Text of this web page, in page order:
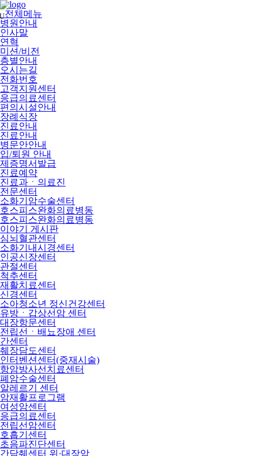
메
뉴
건
너
뛰
기
전체메뉴
병원안내
인사말
연혁
미션/비전
층별안내
오시는길
전화번호
고객지원센터
응급의료센터
편의시설안내
장례식장
진료안내
진료안내
병문안안내
입/퇴원 안내
제증명서발급
진료예약
진료과ㆍ의료진
전문센터
소화기암수술센터
호스피스완화의료병동
호스피스완화의료병동
이야기 게시판
심뇌혈관센터
소화기내시경센터
인공신장센터
관절센터
척추센터
재활치료센터
신경센터
소아청소년 정신건강센터
유방ㆍ갑상선암 센터
대장항문센터
전립선ㆍ배뇨장애 센터
간센터
췌장담도센터
인터벤션센터(중재시술)
항암방사선치료센터
폐암수술센터
알레르기 센터
암재활프로그램
여성암센터
응급의료센터
전립선암센터
호흡기센터
초음파진단센터
간담췌센터 위·대장암